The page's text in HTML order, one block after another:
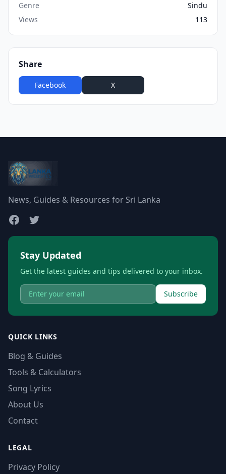
Genre
Sindu
Views
113
Share
Facebook X
News, Guides & Resources for Sri Lanka
Stay Updated
Get the latest guides and tips delivered to your inbox.
Subscribe
QUICK LINKS
Blog & Guides
Tools & Calculators
Song Lyrics
About Us
Contact
LEGAL
Privacy Policy